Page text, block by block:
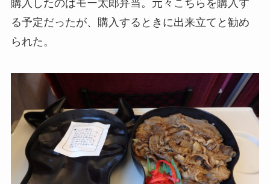
購入したのはモー太郎弁当。元々こちらを購入す
る予定だったが、購入するときに出来立てと勧め
られた。